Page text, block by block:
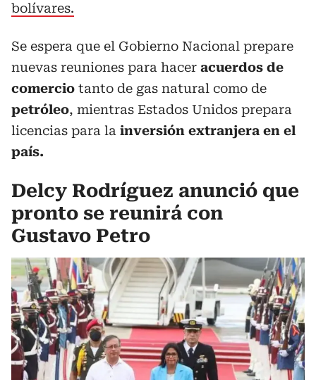
bolívares.
Se espera que el Gobierno Nacional prepare
nuevas reuniones para hacer acuerdos de
comercio tanto de gas natural como de
petróleo, mientras Estados Unidos prepara
licencias para la inversión extranjera en el
país.
Delcy Rodríguez anunció que
pronto se reunirá con
Gustavo Petro